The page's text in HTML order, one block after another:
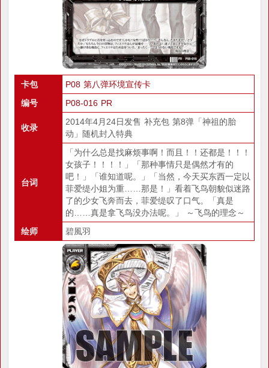
卡包
P08 第八弹环境宣传卡
编号
P08-016 PR
收录
2014年4月24日发售 补充包 第8弹「神祖的胎
动」随机封入特典
台词
「为什么总是找麻烦事啊！而且！！还都是！！！
女孩子！！！！」「那种事情只是偶然才有的
吧！」「谁知道呢。」「当然，今天买东西一定以
菲爱缇小姐为重……那是！」看着飞鸟朝貌似迷路
了的少女飞奔而去，菲爱缇叹了口气。「真是
的……真是拿飞鸟没办法呢。」 ～飞鸟的理念～
绘师
碧風羽